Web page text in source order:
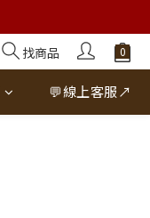
找商品
💬線上客服↗